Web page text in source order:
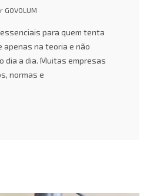
GOVOLUM
para quem tenta
na teoria e não
dia a dia. Muitas empresas
normas e